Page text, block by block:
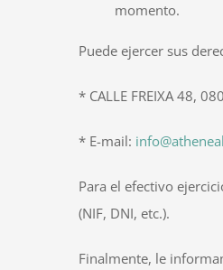
momento.
Puede ejercer sus
* CALLE FREIXA 48,
* E-mail:
Para el efectivo
(NIF, DNI, etc.).
Finalmente, le